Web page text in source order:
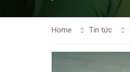
Home Tin tức